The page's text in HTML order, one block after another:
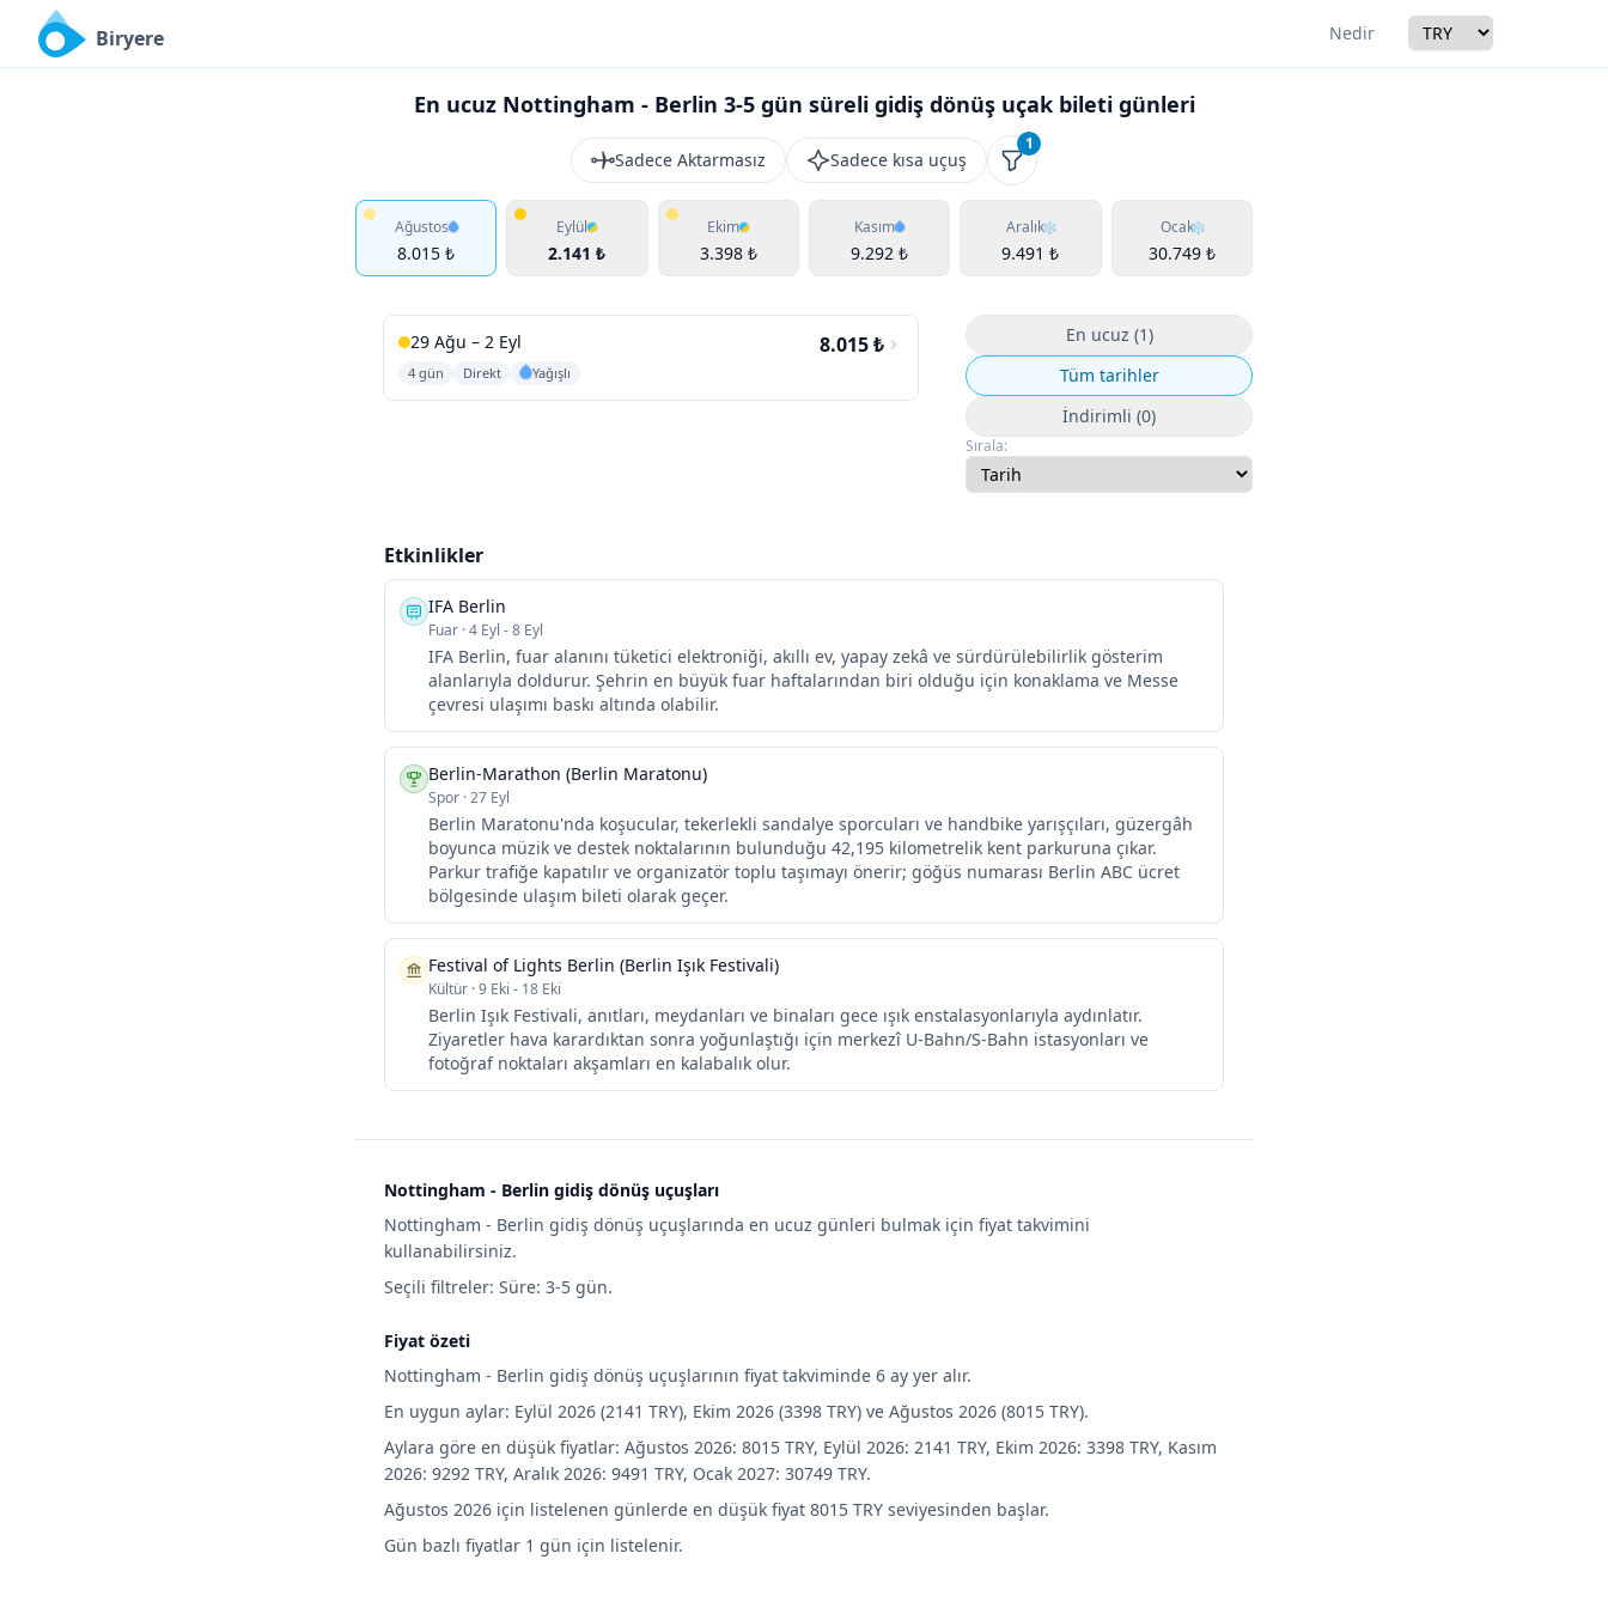
Biryere Nedir Currency
En ucuz Nottingham - Berlin 3-5 gün süreli gidiş dönüş uçak bileti günleri
Sadece Aktarmasız Sadece kısa uçuş Filtreler
1
Ağustos
8.015 ₺
Eylül
2.141 ₺
Ekim
3.398 ₺
Kasım
9.292 ₺
Aralık
9.491 ₺
Ocak
30.749 ₺
En ucuz (1)
Tüm tarihler
İndirimli (0)
Sırala:
29 Ağu – 2 Eyl
4 gün Direkt Yağışlı
8.015 ₺
Etkinlikler
IFA Berlin
Fuar ·4 Eyl - 8 Eyl
IFA Berlin, fuar alanını tüketici elektroniği, akıllı ev, yapay zekâ ve sürdürülebilirlik gösterim
alanlarıyla doldurur. Şehrin en büyük fuar haftalarından biri olduğu için konaklama ve Messe
çevresi ulaşımı baskı altında olabilir.
Berlin-Marathon (Berlin Maratonu)
Spor ·27 Eyl
Berlin Maratonu'nda koşucular, tekerlekli sandalye sporcuları ve handbike yarışçıları, güzergâh
boyunca müzik ve destek noktalarının bulunduğu 42,195 kilometrelik kent parkuruna çıkar.
Parkur trafiğe kapatılır ve organizatör toplu taşımayı önerir; göğüs numarası Berlin ABC ücret
bölgesinde ulaşım bileti olarak geçer.
Festival of Lights Berlin (Berlin Işık Festivali)
Kültür ·9 Eki - 18 Eki
Berlin Işık Festivali, anıtları, meydanları ve binaları gece ışık enstalasyonlarıyla aydınlatır.
Ziyaretler hava karardıktan sonra yoğunlaştığı için merkezî U-Bahn/S-Bahn istasyonları ve
fotoğraf noktaları akşamları en kalabalık olur.
Nottingham - Berlin gidiş dönüş uçuşları
Nottingham - Berlin gidiş dönüş uçuşlarında en ucuz günleri bulmak için fiyat takvimini
kullanabilirsiniz.
Seçili filtreler: Süre: 3-5 gün.
Fiyat özeti
Nottingham - Berlin gidiş dönüş uçuşlarının fiyat takviminde 6 ay yer alır.
En uygun aylar: Eylül 2026 (2141 TRY), Ekim 2026 (3398 TRY) ve Ağustos 2026 (8015 TRY).
Aylara göre en düşük fiyatlar: Ağustos 2026: 8015 TRY, Eylül 2026: 2141 TRY, Ekim 2026: 3398 TRY, Kasım
2026: 9292 TRY, Aralık 2026: 9491 TRY, Ocak 2027: 30749 TRY.
Ağustos 2026 için listelenen günlerde en düşük fiyat 8015 TRY seviyesinden başlar.
Gün bazlı fiyatlar 1 gün için listelenir.